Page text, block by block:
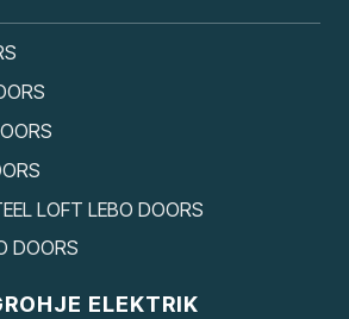
LOFT LEBO DOORS
DOORS
ELEKTRIK